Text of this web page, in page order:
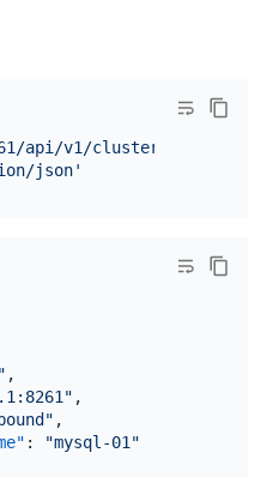
api/v1/cluster/workers'
json'
,
,
,
:
"mysql-01"